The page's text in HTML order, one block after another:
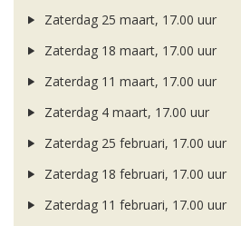
Zaterdag 25 maart, 17.00 uur
Zaterdag 18 maart, 17.00 uur
Zaterdag 11 maart, 17.00 uur
Zaterdag 4 maart, 17.00 uur
Zaterdag 25 februari, 17.00 uur
Zaterdag 18 februari, 17.00 uur
Zaterdag 11 februari, 17.00 uur